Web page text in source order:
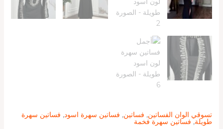
تسوقي الوان الفساتين, فساتين, فساتين سهرة اسود, فساتين سهرة
طويلة, فساتين سهرة فخمة